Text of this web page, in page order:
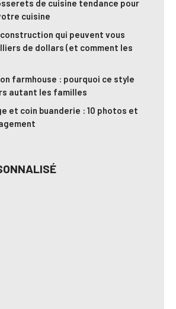
de cuisine tendance pour
cuisine
qui peuvent vous
de dollars (et comment les
farmhouse : pourquoi ce style
autant les familles
et coin buanderie : 10 photos et